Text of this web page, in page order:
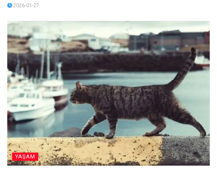
2026-01-27
YAŞAM